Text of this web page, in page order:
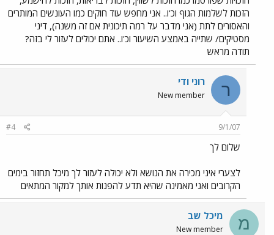
הזכות לשלמות הגוף וכ'ו.. אני מחפש עוד חוקים כמו העונשים המותרים
והאסורים לתת (אני מדבר על רמה תיכונית אם זה משנה), דיני
מסטיקים/ שתייה באמצע השיעור וכ'ו.. אתם יכולים לעזור לי בזה?
תודה מראש
ר רוני ודי
New member
9/1/07
#4
שלום לך
לצערי איני מכירה את הנושא ולא יכולה לעזור לך מיכל תחזור בימים
הקרובים ואני מאמינה שהיא תדע להפנות אותך למקור המתאים
מ מיכל שב
New member